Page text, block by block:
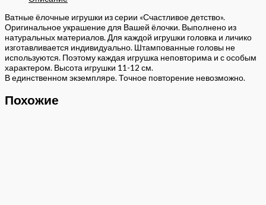
Ватные ёлочные игрушки из серии «Счастливое детство».
Оригинальное украшение для Вашей ёлочки. Выполнено из
натуральных материалов. Для каждой игрушки головка и личико
изготавливается индивидуально. Штампованные головы не
используются. Поэтому каждая игрушка неповторима и с особым
характером. Высота игрушки 11-12 см.
В единственном экземпляре. Точное повторение невозможно.
Похожие